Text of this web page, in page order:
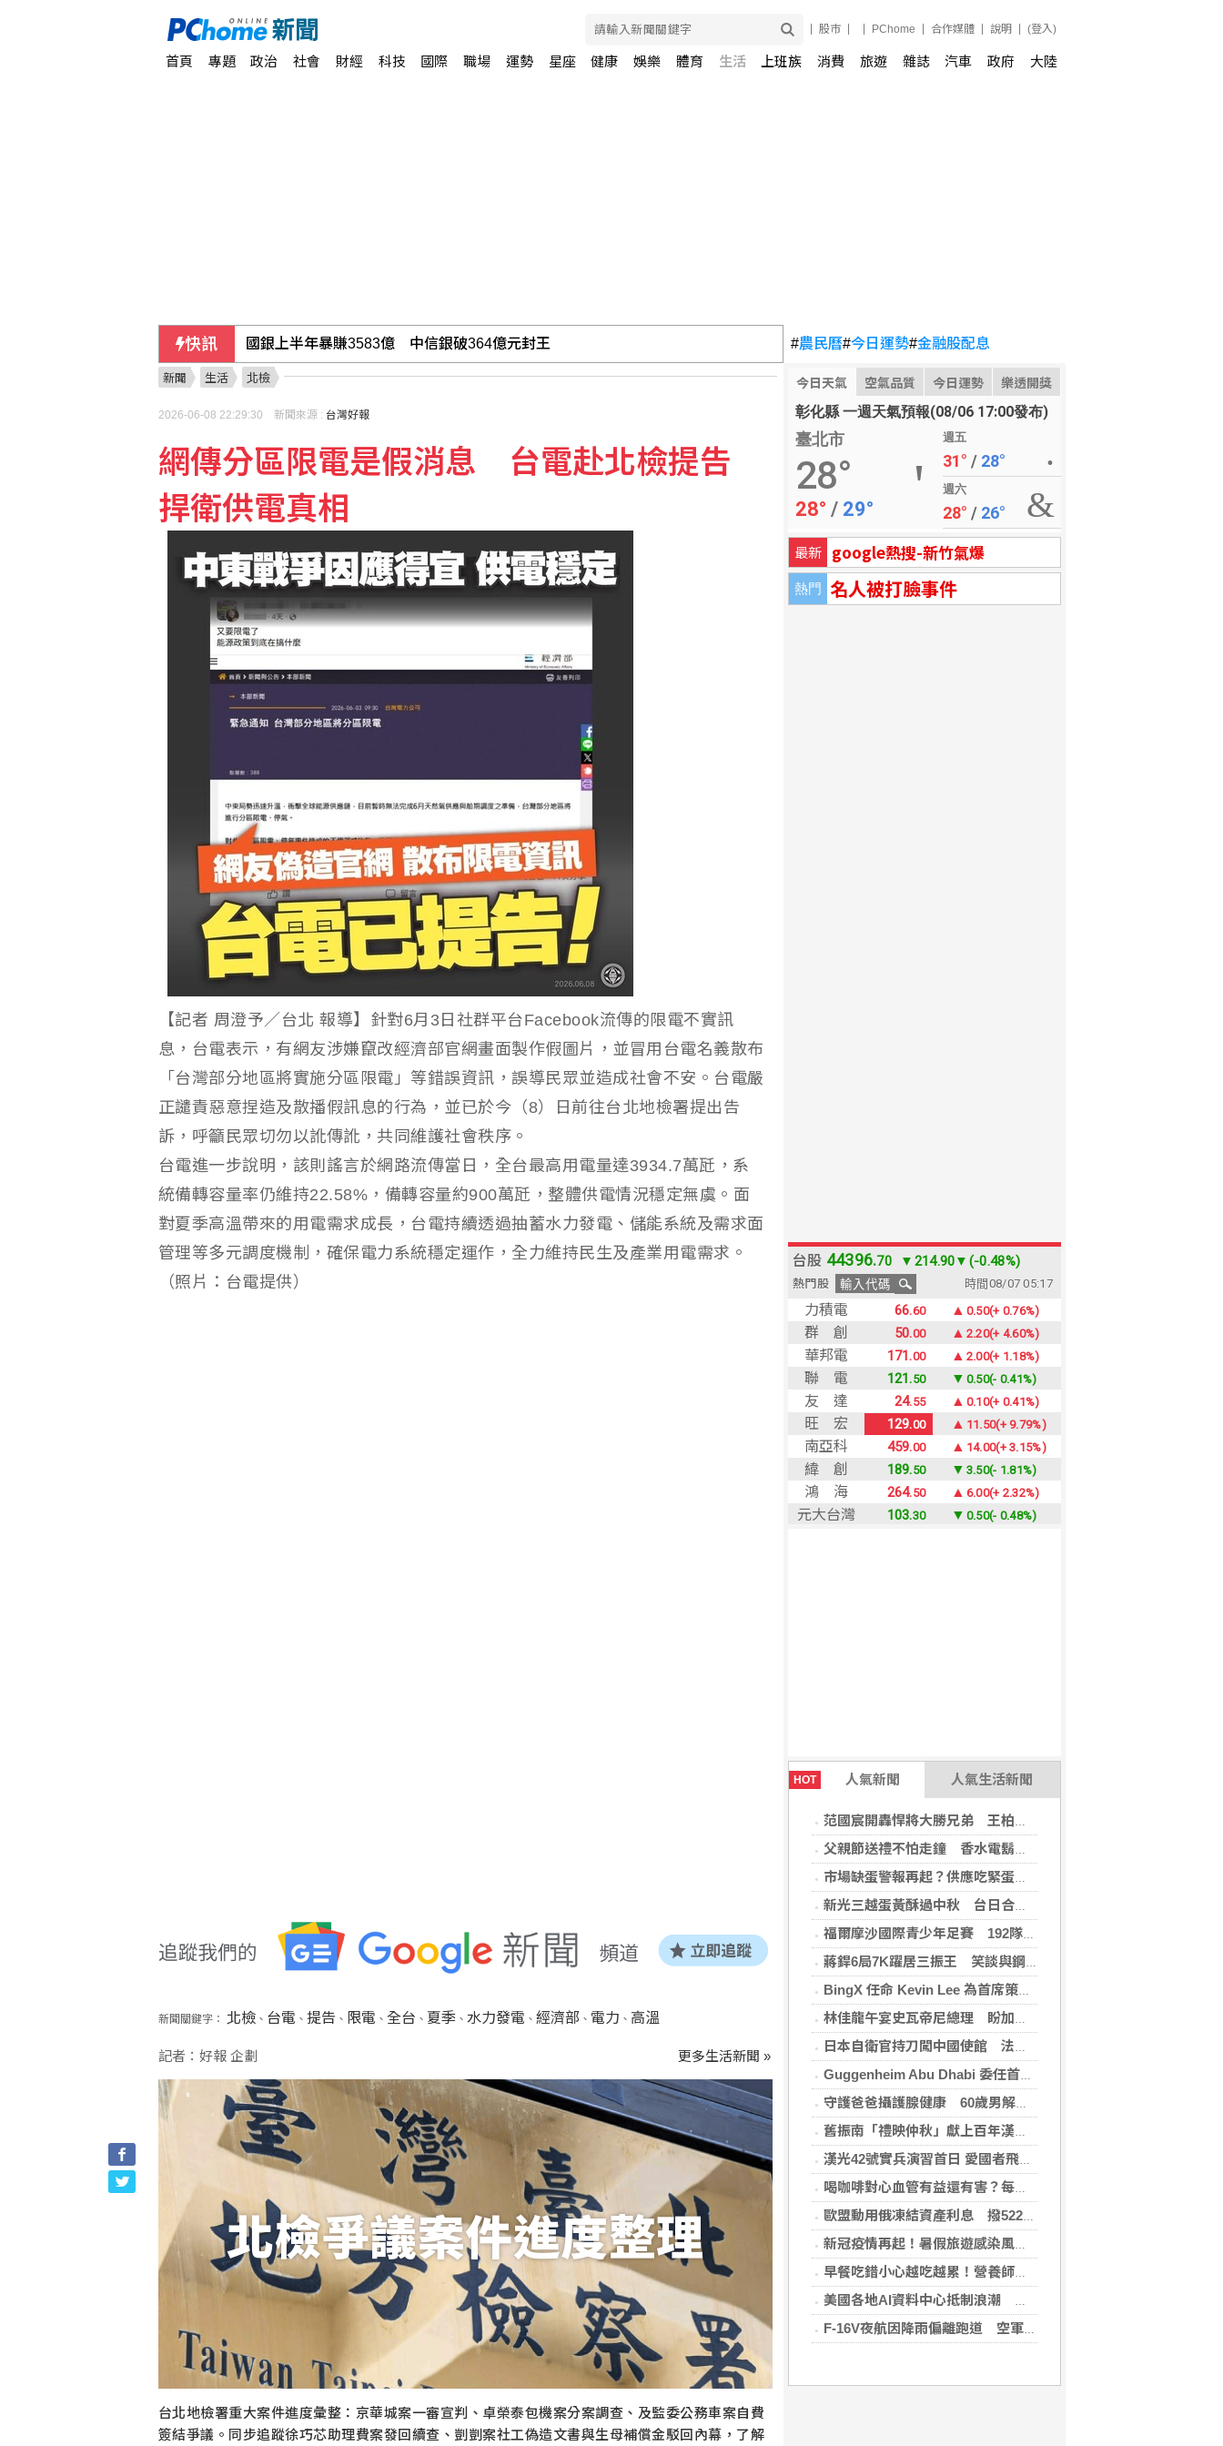
股市 PChome 合作媒體 說明 (登入)
首頁 專題 政治 社會 財經 科技 國際 職場 運勢 星座 健康 娛樂 體育 生活 上班族 消費 旅遊 雜誌 汽車 政府 大陸
快訊 新鮮人辦數位帳戶轉大人 拿行李箱拖輪包新戶禮
央行穩匯影響外匯存底 7月又降破6000億美元
國銀上半年暴賺3583億 中信銀破364億元封王
#農民曆#今日運勢#金融股配息
今日天氣 空氣品質 今日運勢 樂透開獎
彰化縣 一週天氣預報(08/06 17:00發布)
臺北市
28°
28° / 29°
週五
31° / 28°
週六
28° / 26°
最新 google熱搜-新竹氣爆
熱門 名人被打臉事件
HOT 人氣新聞 人氣生活新聞
范國宸開轟悍將大勝兄弟 王柏融再見安雄鷹擒猿
父親節送禮不怕走鐘 香水電鬍刀千年不敗
市場缺蛋警報再起？供應吃緊蛋價蠢蠢欲動
新光三越蛋黃酥過中秋 台日合作開發話題新品
福爾摩沙國際青少年足賽 192隊參賽規模創新高
蔣銲6局7K躍居三振王 笑談與鋼龍良性競爭
BingX 任命 Kevin Lee 為首席策略長，加速推進多資產、以用戶為核心的發展願景
林佳龍午宴史瓦帝尼總理 盼加強各領域雙邊合作
日本自衛官持刀闖中國使館 法庭上稱促中國改變外交
Guggenheim Abu Dhabi 委任首任館長
守護爸爸攝護腺健康 60歲男解尿異常 靠PHI檢測及早揪出攝護腺癌
舊振南「禮映仲秋」獻上百年漢餅心意 百日紅豆入餡經典蛋黃酥、噶瑪蘭聯名月餅、獨特人氣款必嚐
漢光42號實兵演習首日 愛國者飛彈車高雄罕見現蹤
喝咖啡對心血管有益還有害？每日可以喝幾杯咖啡？美心臟協會一次解答
歐盟動用俄凍結資產利息 撥522億元援助烏克蘭
新冠疫情再起！暑假旅遊感染風險增 專家教你這樣做好防護
早餐吃錯小心越吃越累！營養師點名3大NG組合：根本「台式安眠藥」
美國各地AI資料中心抵制浪潮 川普指控北京煽動
F-16V夜航因降雨偏離跑道 空軍：人員安全飛機輕損
新聞 生活 北檢
2026-06-08 22:29:30 新聞來源 : 台灣好報
網傳分區限電是假消息 台電赴北檢提告
捍衛供電真相
【記者 周澄予／台北 報導】針對6月3日社群平台Facebook流傳的限電不實訊
息，台電表示，有網友涉嫌竄改經濟部官網畫面製作假圖片，並冒用台電名義散布
「台灣部分地區將實施分區限電」等錯誤資訊，誤導民眾並造成社會不安。台電嚴
正譴責惡意捏造及散播假訊息的行為，並已於今（8）日前往台北地檢署提出告
訴，呼籲民眾切勿以訛傳訛，共同維護社會秩序。
台電進一步說明，該則謠言於網路流傳當日，全台最高用電量達3934.7萬瓩，系
統備轉容量率仍維持22.58%，備轉容量約900萬瓩，整體供電情況穩定無虞。面
對夏季高溫帶來的用電需求成長，台電持續透過抽蓄水力發電、儲能系統及需求面
管理等多元調度機制，確保電力系統穩定運作，全力維持民生及產業用電需求。
（照片：台電提供）
新聞關鍵字： 北檢、 台電 、 提告 、 限電 、 全台 、 夏季 、 水力發電 、 經濟部 、 電力 、 高溫
記者：好報 企劃 更多生活新聞 »
北檢爭議案件進度整理
台北地檢署重大案件進度彙整：京華城案一審宣判、卓榮泰包機案分案調查、及監委公務車案自費
簽結爭議。同步追蹤徐巧芯助理費案發回續查、剴剴案社工偽造文書與生母補償金駁回內幕，了解